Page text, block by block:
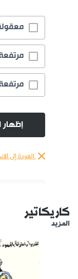
إظهار
العودة إلى
كاريكاتير
المزيد